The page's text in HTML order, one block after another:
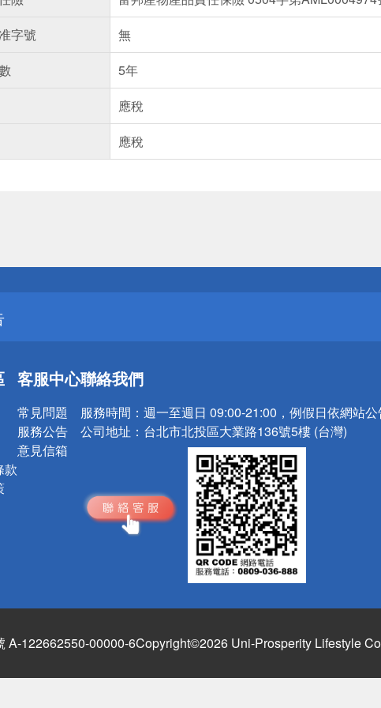
字號
無
5年
應稅
應稅
請小心！
請小心！
款
客服中心
常見問題
服務公告
意見信箱
聯絡我們
服務時間： 週一至週日 09:00-21:00，例假日依網站
公司地址： 台北市北投區大業路136號5樓 (台灣)
A-122662550-00000-6Copyright©2026 Uni-Prosperity Lifestyle